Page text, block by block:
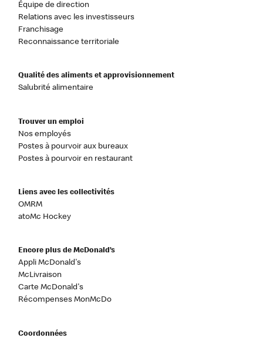
Équipe de direction
Relations avec les investisseurs
Franchisage
Reconnaissance territoriale
Qualité des aliments et approvisionnement
Salubrité alimentaire
Trouver un emploi
Nos employés
Postes à pourvoir aux bureaux
Postes à pourvoir en restaurant
Liens avec les collectivités
OMRM
atoMc Hockey
Encore plus de McDonald’s
Appli McDonald's
McLivraison
Carte McDonald's
Récompenses MonMcDo
Coordonnées